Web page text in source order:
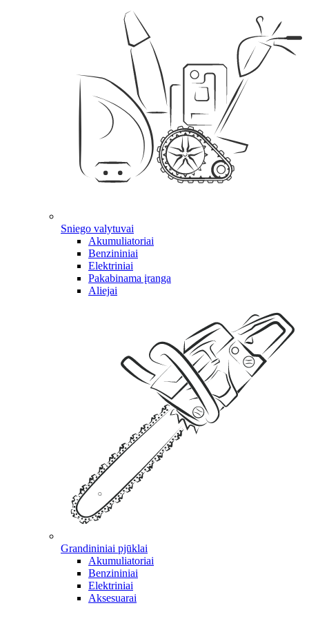
Sniego valytuvai
Akumuliatoriai
Benzininiai
Elektriniai
Pakabinama įranga
Aliejai
Grandininiai pjūklai
Akumuliatoriai
Benzininiai
Elektriniai
Aksesuarai